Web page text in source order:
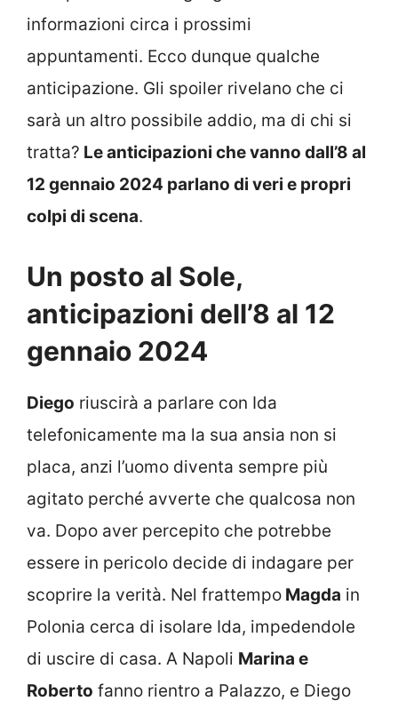
informazioni circa i prossimi
appuntamenti. Ecco dunque qualche
anticipazione. Gli spoiler rivelano che ci
sarà un altro possibile addio, ma di chi si
tratta? Le anticipazioni che vanno dall’8 al
12 gennaio 2024 parlano di veri e propri
colpi di scena.
Un posto al Sole,
anticipazioni dell’8 al 12
gennaio 2024
Diego riuscirà a parlare con Ida
telefonicamente ma la sua ansia non si
placa, anzi l’uomo diventa sempre più
agitato perché avverte che qualcosa non
va. Dopo aver percepito che potrebbe
essere in pericolo decide di indagare per
scoprire la verità. Nel frattempo Magda in
Polonia cerca di isolare Ida, impedendole
di uscire di casa. A Napoli Marina e
Roberto fanno rientro a Palazzo, e Diego